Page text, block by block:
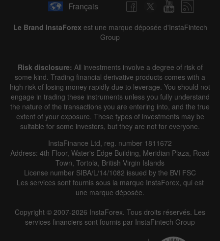
Français
Le Brand InstaForex est une marque déposée d'InstaFintech
Group
Risk disclosure: All investments involve a degree of risk of
some kind. Trading financial derivative products comes with a
high risk of losing money rapidly due to leverage. You should not
engage in trading these instruments unless you fully understand
the nature of the transactions you are entering into, and the true
extent of your exposure. These types of investments may be
suitable for some investors, but they are not for everyone.
InstaFinance Ltd, reg. number 1811672
Address: 4th Floor, Water's Edge Building, Meridian Plaza, Road
Town, Tortola, British Virgin Islands
License number SIBA/L/14/1082 issued by the BVI FSC
Les services sont fournis sous la marque InstaForex, qui est
une marque déposée.
Copyright © 2007-2026 InstaForex. Tous droits réservés. Les
services financiers sont fournis par InstaFintech Group